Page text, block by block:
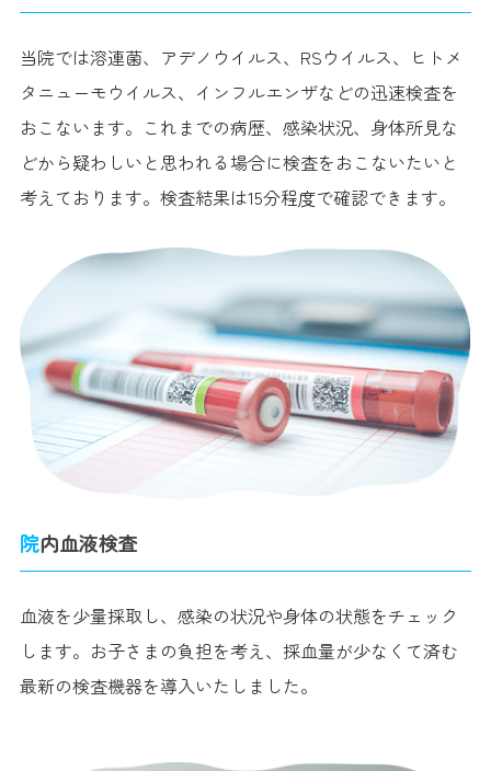
当院では溶連菌、アデノウイルス、RSウイルス、ヒトメ
タニューモウイルス、インフルエンザなどの迅速検査を
おこないます。これまでの病歴、感染状況、身体所見な
どから疑わしいと思われる場合に検査をおこないたいと
考えております。検査結果は15分程度で確認できます。
院内血液検査
血液を少量採取し、感染の状況や身体の状態をチェック
します。お子さまの負担を考え、採血量が少なくて済む
最新の検査機器を導入いたしました。